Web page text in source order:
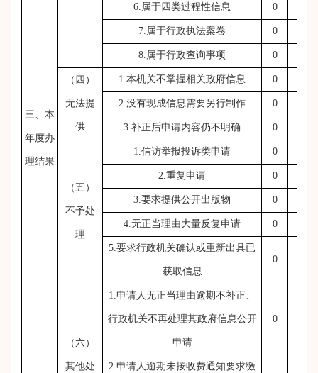
三、本
年度办
理结果
6.属于四类过程性信息 0
7.属于行政执法案卷 0
8.属于行政查询事项 0
（四）
无法提
供
1.本机关不掌握相关政府信息 0
2.没有现成信息需要另行制作 0
3.补正后申请内容仍不明确 0
（五）
不予处
理
1.信访举报投诉类申请 0
2.重复申请 0
3.要求提供公开出版物 0
4.无正当理由大量反复申请 0
5.要求行政机关确认或重新出具已
获取信息
0
（六）
其他处
1.申请人无正当理由逾期不补正、
行政机关不再处理其政府信息公开
申请
0
2.申请人逾期未按收费通知要求缴